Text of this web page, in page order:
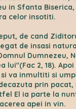
in Sfanta
celor insotiti.
de cand
de insasi
Dumnezeu,
lui"(Fac 2, 18).
va inmultiti si
prin
El ia parte la
apei in vin.